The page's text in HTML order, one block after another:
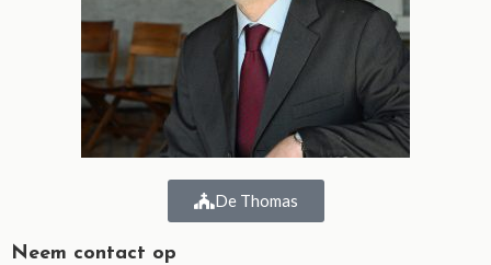
De Thomas
Neem contact op